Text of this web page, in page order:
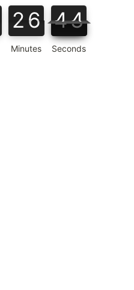
26
26
Minutes
44
43
44
42
43
Seconds